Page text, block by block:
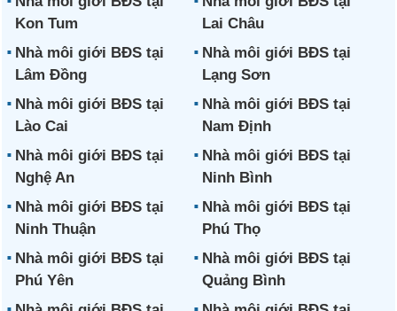
Kon Tum
Lai Châu
Nhà môi giới BĐS tại
Lâm Đồng
Nhà môi giới BĐS tại
Lạng Sơn
Nhà môi giới BĐS tại
Lào Cai
Nhà môi giới BĐS tại
Nam Định
Nhà môi giới BĐS tại
Nghệ An
Nhà môi giới BĐS tại
Ninh Bình
Nhà môi giới BĐS tại
Ninh Thuận
Nhà môi giới BĐS tại
Phú Thọ
Nhà môi giới BĐS tại
Phú Yên
Nhà môi giới BĐS tại
Quảng Bình